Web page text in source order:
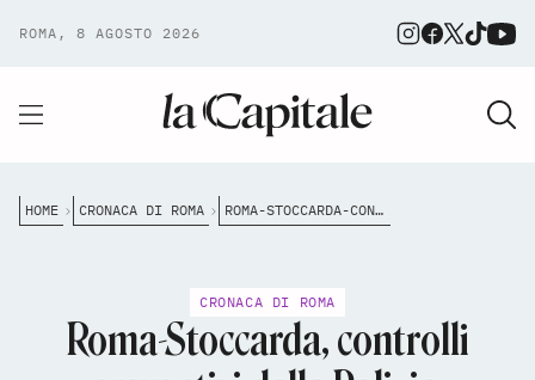
ROMA, 8 AGOSTO 2026
HOME CRONACA DI ROMA ROMA-STOCCARDA-CONTROLLI-PREVENTIVI-POLIZIA-TIFOSI-RISCHIO
CRONACA DI ROMA
Roma-Stoccarda, controlli